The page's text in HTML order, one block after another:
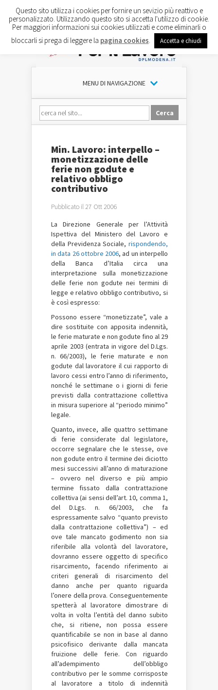
MENU DI NAVIGAZIONE
Min. Lavoro: interpello –
monetizzazione delle
ferie non godute e
relativo obbligo
contributivo
Pubblicato il 27 Ott 2006
La Direzione Generale per l’Attività
Ispettiva del Ministero del Lavoro e
della Previdenza Sociale, rispondendo,
in data 26 ottobre 2006, ad un interpello
della Banca d’Italia circa una
interpretazione sulla monetizzazione
delle ferie non godute nei termini di
legge e relativo obbligo contributivo, si
è così espresso:
Possono essere “monetizzate”, vale a
dire sostituite con apposita indennità,
le ferie maturate e non godute fino al 29
aprile 2003 (entrata in vigore del D.Lgs.
n. 66/2003), le ferie maturate e non
godute dal lavoratore il cui rapporto di
lavoro cessi entro l’anno di riferimento,
nonché le settimane o i giorni di ferie
previsti dalla contrattazione collettiva
in misura superiore al “periodo minimo”
legale.
Quanto, invece, alle quattro settimane
di ferie considerate dal legislatore,
occorre segnalare che le stesse, ove
non godute entro il termine dei diciotto
mesi successivi all’anno di maturazione
– ovvero nel diverso e più ampio
termine fissato dalla contrattazione
collettiva (ai sensi dell’art. 10, comma 1,
del D.Lgs. n. 66/2003, che fa
espressamente salvo “quanto previsto
dalla contrattazione collettiva”) – ed
ove tale mancato godimento non sia
riferibile alla volontà del lavoratore,
dovranno essere oggetto di specifico
risarcimento, facendo riferimento ai
criteri generali di risarcimento del
danno anche per quanto riguarda
l’onere della prova. Conseguentemente
spetterà al lavoratore dimostrare di
volta in volta l’entità del danno subito
che, si ritiene, non possa essere
quantificabile se non in base al danno
psicofisico derivante dalla mancata
fruizione delle ferie. Con riguardo
all’adempimento dell’obbligo
contributivo per le somme corrisposte
al lavoratore a titolo di indennità
Questo sito utilizza i cookies per fornire un sevizio più reattivo e
personalizzato. Utilizzando questo sito si accetta l'utilizzo di cookie.
Per maggiori informazioni sui cookies utilizzati e come eliminarli o
bloccarli si prega di leggere la pagina cookies Accetta e chiudi